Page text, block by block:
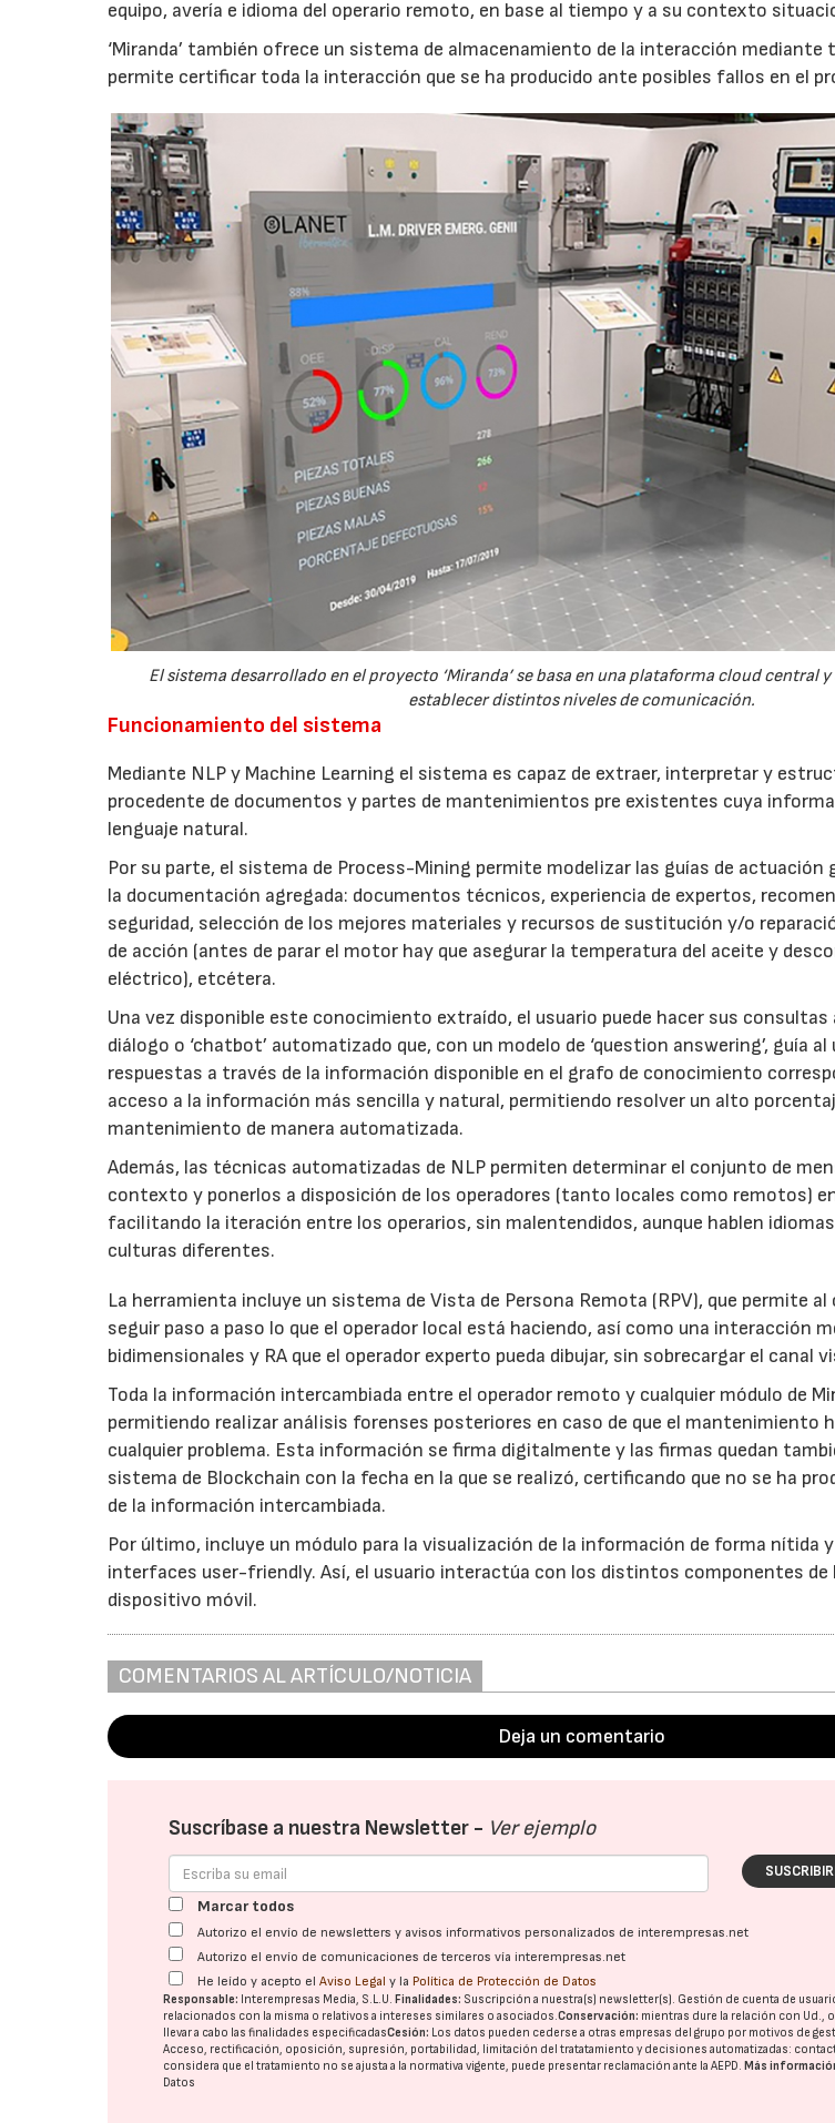
equipo, avería e idioma del operario remoto, en base al tiempo y a su contexto
‘Miranda’ también ofrece un sistema de almacenamiento de la interacción mediante
permite certificar toda la interacción que se ha producido ante posibles fallos en el
El sistema desarrollado en el proyecto ‘Miranda’ se basa en una plataforma cloud central
establecer distintos niveles de comunicación.
Funcionamiento del sistema
Mediante NLP y Machine Learning el sistema es capaz de extraer, interpretar y
procedente de documentos y partes de mantenimientos pre existentes cuya
lenguaje natural.
Por su parte, el sistema de Process-Mining permite modelizar las guías de actuación
la documentación agregada: documentos técnicos, experiencia de expertos,
seguridad, selección de los mejores materiales y recursos de sustitución y/o
de acción (antes de parar el motor hay que asegurar la temperatura del aceite y
eléctrico), etcétera.
Una vez disponible este conocimiento extraído, el usuario puede hacer sus
diálogo o ‘chatbot’ automatizado que, con un modelo de ‘question answering’, guía al
respuestas a través de la información disponible en el grafo de conocimiento
acceso a la información más sencilla y natural, permitiendo resolver un alto
mantenimiento de manera automatizada.
Además, las técnicas automatizadas de NLP permiten determinar el conjunto de
contexto y ponerlos a disposición de los operadores (tanto locales como remotos)
facilitando la iteración entre los operarios, sin malentendidos, aunque hablen
culturas diferentes.
La herramienta incluye un sistema de Vista de Persona Remota (RPV), que permite
seguir paso a paso lo que el operador local está haciendo, así como una interacción
bidimensionales y RA que el operador experto pueda dibujar, sin sobrecargar el canal
Toda la información intercambiada entre el operador remoto y cualquier módulo de
permitiendo realizar análisis forenses posteriores en caso de que el mantenimiento
cualquier problema. Esta información se firma digitalmente y las firmas quedan
sistema de Blockchain con la fecha en la que se realizó, certificando que no se ha
de la información intercambiada.
Por último, incluye un módulo para la visualización de la información de forma nítida
interfaces user-friendly. Así, el usuario interactúa con los distintos componentes de
dispositivo móvil.
COMENTARIOS AL ARTÍCULO/NOTICIA
Deja un comentario
Suscríbase a nuestra Newsletter - Ver ejemplo
Marcar todos
Autorizo el envío de newsletters y avisos informativos personalizados de interempresas.net
Autorizo el envío de comunicaciones de terceros vía interempresas.net
He leído y acepto elAviso Legal y la Política de Protección de Datos
Responsable: Interempresas Media, S.L.U. Finalidades: Suscripción a nuestra(s) newsletter(s). Gestión de cuenta de
relacionados con la misma o relativos a intereses similares o asociados.Conservación: mientras dure la relación con Ud.,
llevar a cabo las finalidades especificadasCesión: Los datos pueden cederse a otras empresas del grupo por motivos de
Acceso, rectificación, oposición, supresión, portabilidad, limitación del tratatamiento y decisiones automatizadas:
considera que el tratamiento no se ajusta a la normativa vigente, puede presentar reclamación ante laAEPD. Más
Datos